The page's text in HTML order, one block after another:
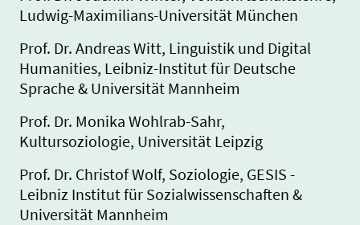
Ludwig-Maximilians-Universität München
Prof. Dr. Andreas Witt, Linguistik und Digital
Humanities, Leibniz-Institut für Deutsche
Sprache & Universität Mannheim
Prof. Dr. Monika Wohlrab-Sahr,
Kultursoziologie, Universität Leipzig
Prof. Dr. Christof Wolf, Soziologie, GESIS -
Leibniz Institut für Sozialwissenschaften &
Universität Mannheim